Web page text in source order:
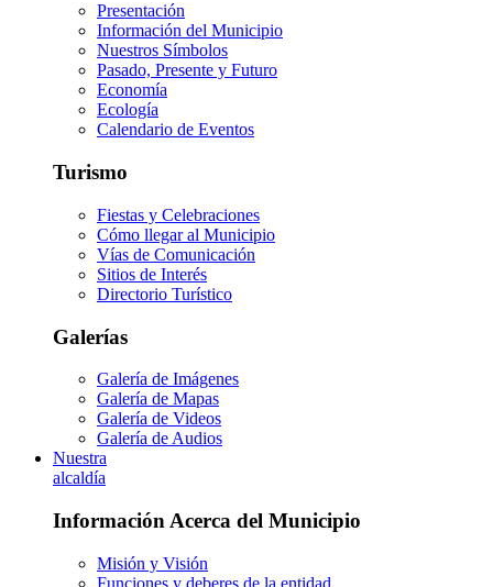
Presentación
Información del Municipio
Nuestros Símbolos
Pasado, Presente y Futuro
Economía
Ecología
Calendario de Eventos
Turismo
Fiestas y Celebraciones
Cómo llegar al Municipio
Vías de Comunicación
Sitios de Interés
Directorio Turístico
Galerías
Galería de Imágenes
Galería de Mapas
Galería de Videos
Galería de Audios
Nuestra
alcaldía
Información Acerca del Municipio
Misión y Visión
Funciones y deberes de la entidad